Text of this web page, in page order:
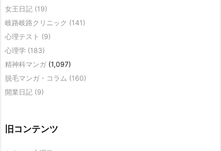
女王日記 (19)
岐路岐路クリニック (141)
心理テスト (9)
心理学 (183)
精神科マンガ (1,097)
脱毛マンガ・コラム (160)
開業日記 (9)
旧コンテンツ